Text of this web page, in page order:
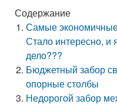
Содержание
Самые
Стало интересно, и
дело???
Бюджетный забор
опорные столбы
Недорогой забор